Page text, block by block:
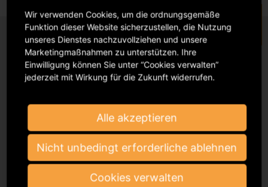
Bei der GVL registrieren
Podbielskiallee 64
Wir verwenden Cookies, um die ordnungsgemäße
Funktion dieser Website sicherzustellen, die Nutzung
unseres Dienstes nachzuvollziehen und unsere
Marketingmaßnahmen zu unterstützen. Ihre
Einwilligung können Sie unter “Cookies verwalten”
jederzeit mit Wirkung für die Zukunft widerrufen.
Alle akzeptieren
Nicht unbedingt erforderliche ablehnen
Cookies verwalten